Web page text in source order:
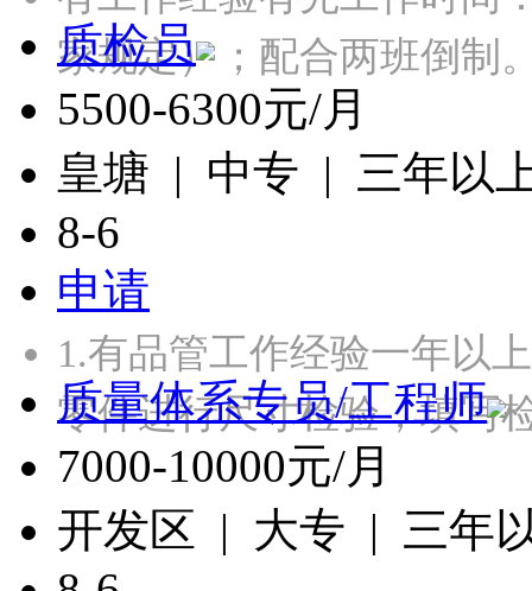
家规定）；配合两班倒
质检员
5500-6300元/月
皇塘 | 中专 | 三年以
8-6
申请
1.有品管工作经验一年以
零件进行尺寸检验，填
质量体系专员/工程师
7000-10000元/月
开发区 | 大专 | 三年